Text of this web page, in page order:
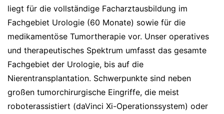
liegt für die vollständige Facharztausbildung im
Fachgebiet Urologie (60 Monate) sowie für die
medikamentöse Tumortherapie vor. Unser operatives
und therapeutisches Spektrum umfasst das gesamte
Fachgebiet der Urologie, bis auf die
Nierentransplantation. Schwerpunkte sind neben
großen tumorchirurgische Eingriffe, die meist
roboterassistiert (daVinci Xi-Operationssystem) oder